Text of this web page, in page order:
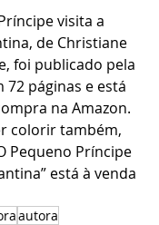
visita a
de Christiane
foi publicado pela
72 páginas e está
na Amazon.
colorir também,
Pequeno Príncipe
está à venda
autora